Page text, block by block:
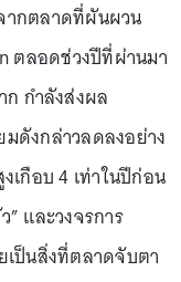
ากตลาดที่ผันผวน
ตลอดช่วงปีที่ผ่านมา
กำลังส่งผล
ดังกล่าวลดลงอย่าง
เกือบ 4 เท่าในปีก่อน
และวงจรการ
เป็นสิ่งที่ตลาดจับตา